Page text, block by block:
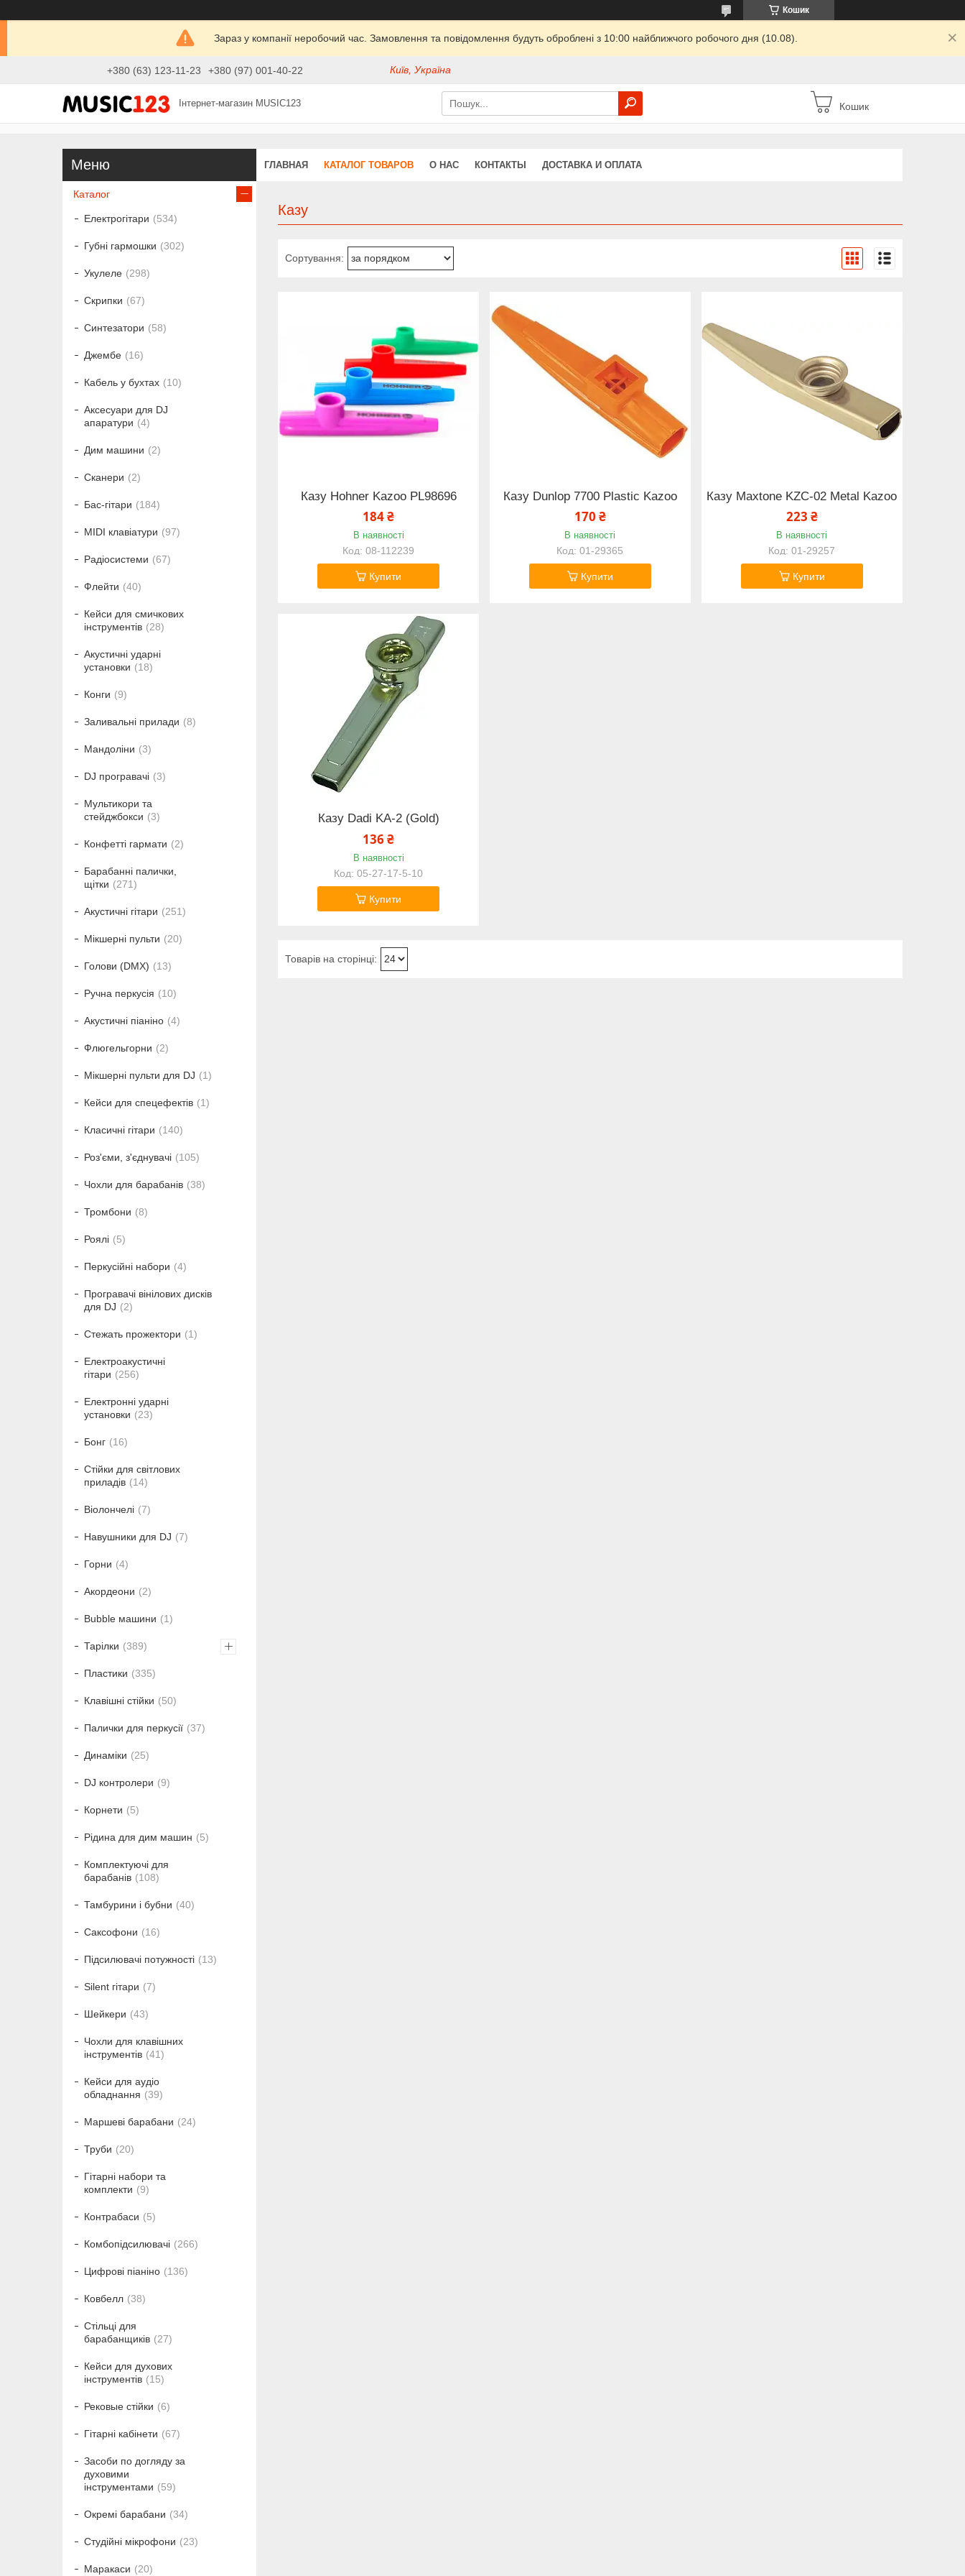
Кошик
Зараз у компанії неробочий час. Замовлення та повідомлення будуть оброблені з 10:00 найближчого робочого дня (10.08).
+380 (63) 123-11-23 +380 (97) 001-40-22 Київ, Україна
Інтернет-магазин MUSIC123 Кошик
ГЛАВНАЯ КАТАЛОГ ТОВАРОВ О НАС КОНТАКТЫ ДОСТАВКА И ОПЛАТА
Казу
Казу Hohner Kazoo PL98696
184 ₴
В наявності
08-112239
Купити
Казу Dunlop 7700 Plastic Kazoo
170 ₴
В наявності
01-29365
Купити
Казу Maxtone KZC-02 Metal Kazoo
223 ₴
В наявності
01-29257
Купити
Казу Dadi KA-2 (Gold)
136 ₴
В наявності
05-27-17-5-10
Купити
Каталог
Електрогітари 534
Губні гармошки 302
Укулеле 298
Скрипки 67
Синтезатори 58
Джембе 16
Кабель у бухтах 10
Аксесуари для DJ
апаратури
4
Дим машини 2
Сканери 2
Бас-гітари 184
MIDI клавіатури 97
Радіосистеми 67
Флейти 40
Кейси для смичкових
інструментів
28
Акустичні ударні
установки
18
Конги 9
Заливальні прилади 8
Мандоліни 3
DJ програвачі 3
Мультикори та
стейджбокси
3
Конфетті гармати 2
Барабанні палички,
щітки
271
Акустичні гітари 251
Мікшерні пульти 20
Голови (DMX) 13
Ручна перкусія 10
Акустичні піаніно 4
Флюгельгорни 2
Мікшерні пульти для DJ 1
Кейси для спецефектів 1
Класичні гітари 140
Роз'єми, з'єднувачі 105
Чохли для барабанів 38
Тромбони 8
Роялі 5
Перкусійні набори 4
Програвачі вінілових дисків
для DJ
2
Стежать прожектори 1
Електроакустичні
гітари
256
Електронні ударні
установки
23
Бонг 16
Стійки для світлових
приладів
14
Віолончелі 7
Навушники для DJ 7
Горни 4
Акордеони 2
Bubble машини 1
Тарілки 389
Пластики 335
Клавішні стійки 50
Палички для перкусії 37
Динаміки 25
DJ контролери 9
Корнети 5
Рідина для дим машин 5
Комплектуючі для
барабанів
108
Тамбурини і бубни 40
Саксофони 16
Підсилювачі потужності 13
Silent гітари 7
Шейкери 43
Чохли для клавішних
інструментів
41
Кейси для аудіо
обладнання
39
Маршеві барабани 24
Труби 20
Гітарні набори та
комплекти
9
Контрабаси 5
Комбопідсилювачі 266
Цифрові піаніно 136
Ковбелл 38
Стільці для
барабанщиків
27
Кейси для духових
інструментів
15
Рековые стійки 6
Гітарні кабінети 67
Засоби по догляду за
духовими
інструментами
59
Окремі барабани 34
Студійні мікрофони 23
Маракаси 20